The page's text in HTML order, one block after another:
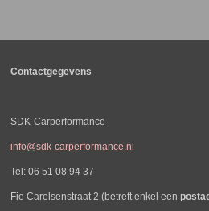
Contactgegevens
SDK-Carperformance
info@sdk-carperformance.nl
Tel: 06 51 08 94 37
Fie Carelsenstraat 2 (betreft enkel een